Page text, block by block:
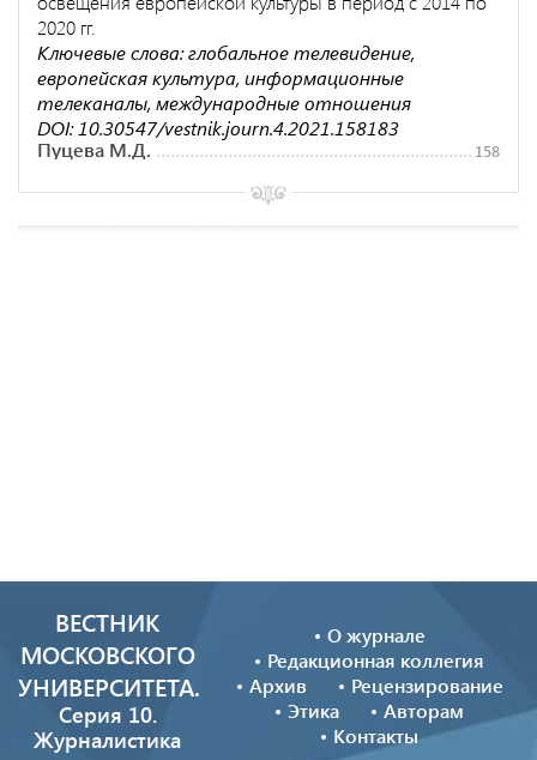
2020 гг.
Ключевые слова: глобальное телевидение,
европейская культура, информационные
телеканалы, международные отношения
DOI: 10.30547/vestnik.journ.4.2021.158183
Пуцева М.Д.
158
ВЕСТНИК
МОСКОВСКОГО
УНИВЕРСИТЕТА.
Серия 10.
Журналистика
О журнале
Редакционная коллегия
Архив
Рецензирование
Этика
Авторам
Контакты